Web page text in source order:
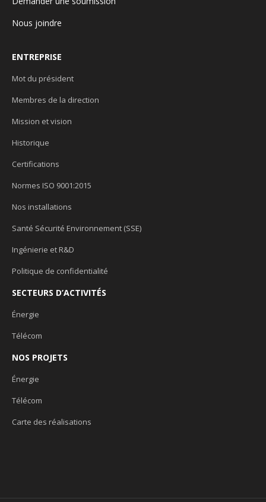
Nous joindre
ENTREPRISE
Mot du président
Membres de la direction
Mission et vision
Historique
Certifications
Normes ISO 9001:2015
Nos installations
Santé Sécurité Environnement (SSE)
Ingénierie et R&D
Politique de confidentialité
SECTEURS D’ACTIVITÉS
Énergie
Télécom
NOS PROJETS
Énergie
Télécom
Carte des réalisations